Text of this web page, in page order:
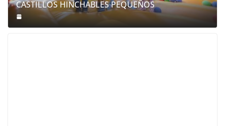
CASTILLOS HINCHABLES PEQUEÑOS